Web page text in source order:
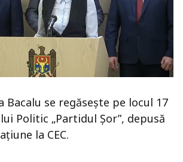
Bacalu se regăsește pe locul 17
Politic „Partidul Șor”, depusă
la CEC.